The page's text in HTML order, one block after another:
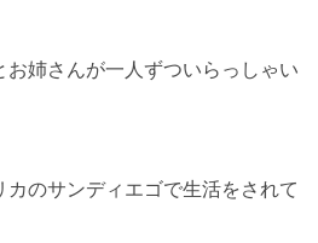
姉さんが一人ずついらっしゃい
のサンディエゴで生活をされて